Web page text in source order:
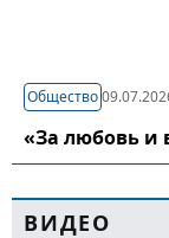
Общество
«За любовь и
ВИДЕО